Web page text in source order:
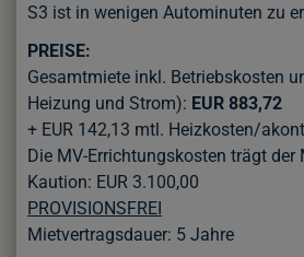
S3 ist in wenigen Autominuten zu
PREISE:
Gesamtmiete inkl. Betriebskosten
Heizung und Strom): EUR 883,72
+ EUR 142,13 mtl. Heizkosten/
Die MV-Errichtungskosten trägt der
Kaution: EUR 3.100,00
PROVISIONSFREI
Mietvertragsdauer: 5 Jahre